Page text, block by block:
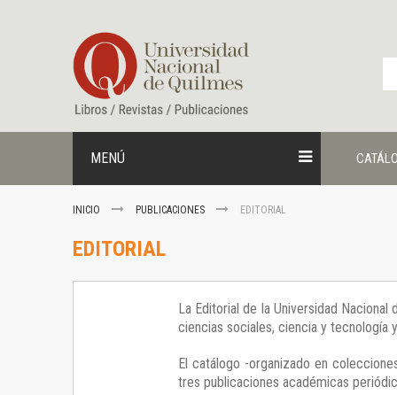
contenido
MENÚ
INICIO PUBLICACIONES EDITORIAL
EDITORIAL
La Editorial de la Universidad
ciencias sociales, ciencia y tecnología
El catálogo -organizado en
tres publicaciones académicas